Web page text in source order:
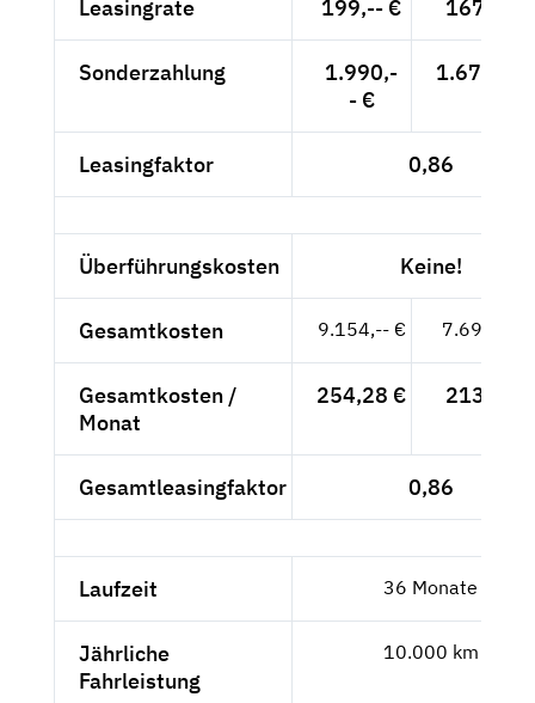
Leasingrate 199,-- € 167,23 €
Sonderzahlung
1.990,-
- €
1.672,27
Leasingfaktor 0,86
Überführungskosten Keine!
Gesamtkosten 9.154,-- € 7.692,44
Gesamtkosten /
Monat
254,28 € 213,68 €
Gesamtleasingfaktor 0,86
Laufzeit 36 Monate
Jährliche
Fahrleistung
10.000 km